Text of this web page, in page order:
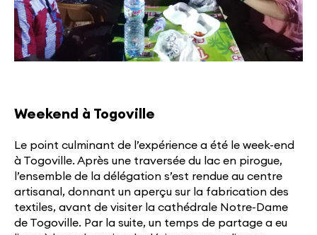
Weekend à Togoville
Le point culminant de l’expérience a été le week-end
à Togoville. Après une traversée du lac en pirogue,
l’ensemble de la délégation s’est rendue au centre
artisanal, donnant un aperçu sur la fabrication des
textiles, avant de visiter la cathédrale Notre-Dame
de Togoville. Par la suite, un temps de partage a eu